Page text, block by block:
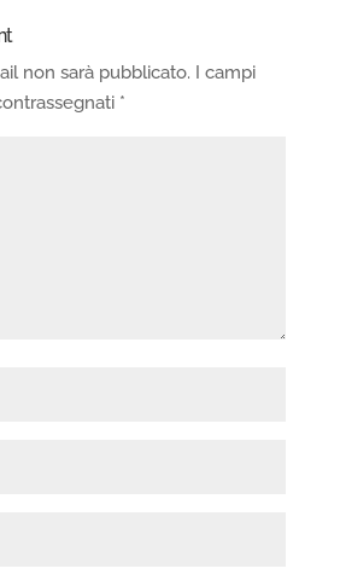
non sarà pubblicato. I campi
*